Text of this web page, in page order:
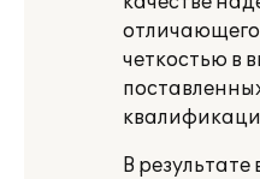
четкостью в
В